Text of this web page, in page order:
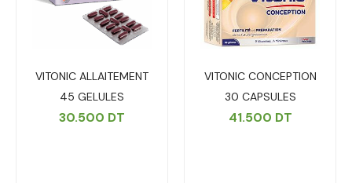
VITONIC ALLAITEMENT
45 GELULES
30.500 DT
VITONIC CONCEPTION
30 CAPSULES
41.500 DT